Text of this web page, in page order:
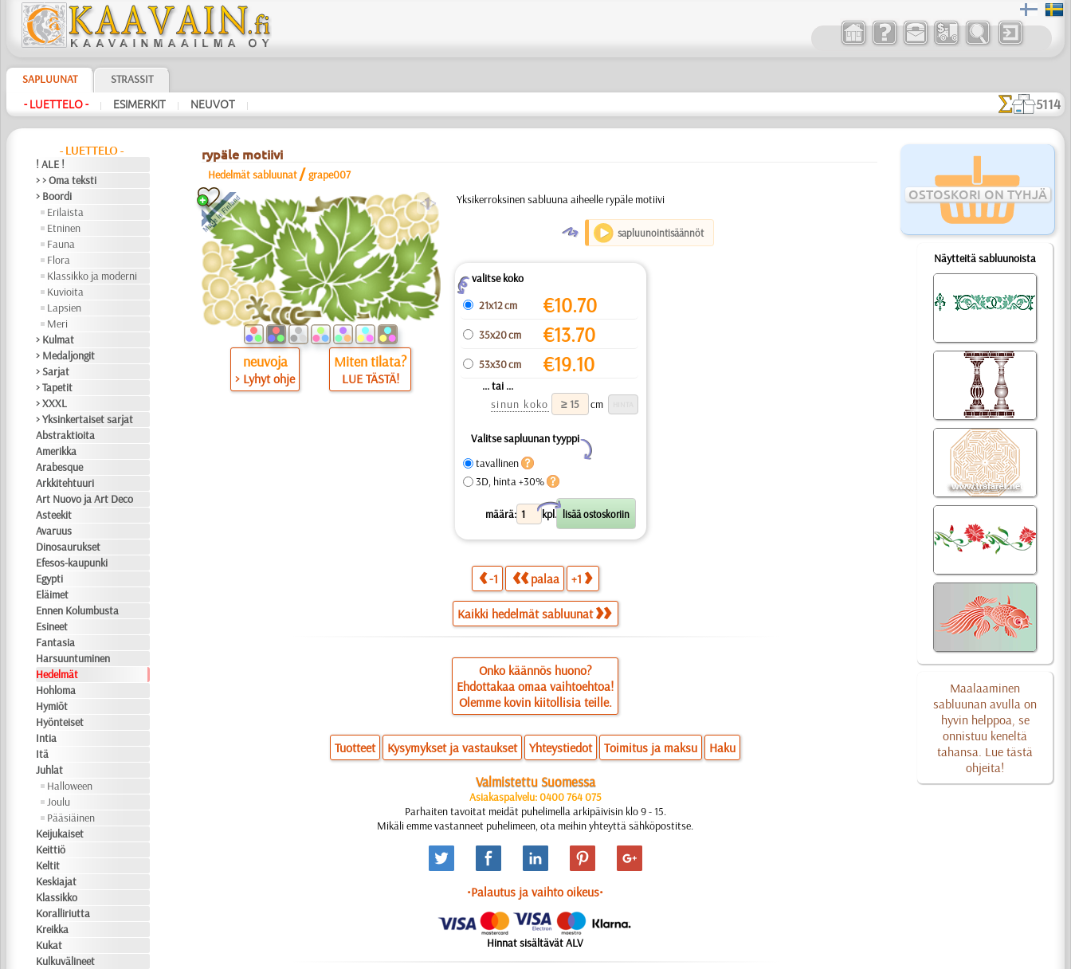
SAPLUUNAT STRASSIT
- LUETTELO - | ESIMERKIT | NEUVOT | 5114
- LUETTELO -
! ALE !
> > Oma teksti
> Boordi
Erilaista
Etninen
Fauna
Flora
Klassikko ja moderni
Kuvioita
Lapsien
Meri
> Kulmat
> Medaljongit
> Sarjat
> Tapetit
> XXXL
> Yksinkertaiset sarjat
Abstraktioita
Amerikka
Arabesque
Arkkitehtuuri
Art Nuovo ja Art Deco
Asteekit
Avaruus
Dinosaurukset
Efesos-kaupunki
Egypti
Eläimet
Ennen Kolumbusta
Esineet
Fantasia
Harsuuntuminen
Hedelmät
Hohloma
Hymiöt
Hyönteiset
Intia
Itä
Juhlat
Halloween
Joulu
Pääsiäinen
Keijukaiset
Keittiö
Keltit
Keskiajat
Klassikko
Koralliriutta
Kreikka
Kukat
Kulkuvälineet
OSTOSKORI ON TYHJÄ
Näytteitä sabluunoista
Maalaaminen
sabluunan avulla on
hyvin helppoa, se
onnistuu keneltä
tahansa. Lue tästä
ohjeita!
rypäle motiivi
Hedelmät sabluunat /grape007
a
neuvoja
> Lyhyt ohje
Miten tilata?
LUE TÄSTÄ!
Yksikerroksinen sabluuna aiheelle rypäle motiivi
O sapluunointisäännöt
Zvalitse koko
21x12 cm
€10.70
35x20 cm €13.70
53x30 cm €19.10
... tai ...
sinun koko
cm
Valitse sapluunan tyyppi
Y
tavallinen
3D, hinta +30%
määrä: kpl.
X
-1 palaa +1
Kaikki hedelmät sabluunat
Onko käännös huono?
Ehdottakaa omaa vaihtoehtoa!
Olemme kovin kiitollisia teille.
Tuotteet Kysymykset ja vastaukset Yhteystiedot Toimitus ja maksu Haku
Valmistettu Suomessa
Asiakaspalvelu: 0400 764 075
Parhaiten tavoitat meidät puhelimella arkipäivisin klo 9 - 15.
Mikäli emme vastanneet puhelimeen, ota meihin yhteyttä sähköpostitse.
•Palautus ja vaihto oikeus•
Hinnat sisältävät ALV